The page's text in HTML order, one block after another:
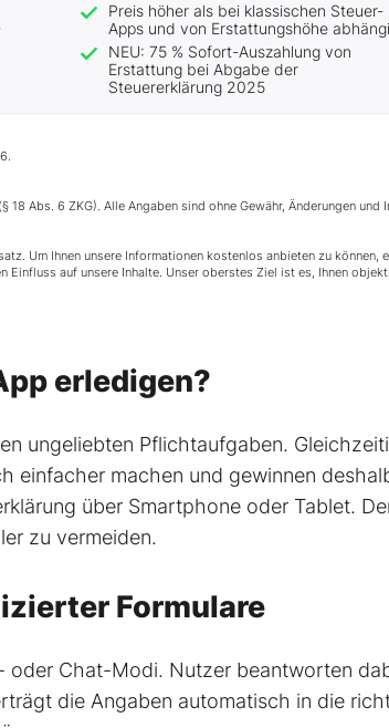
Preis höher als bei klassischen Steuer-
Apps und von Erstattungshöhe
NEU: 75 % Sofort-Auszahlung von
Erstattung bei Abgabe der
Steuererklärung 2025
Abs. 6 ZKG). Alle Angaben sind ohne Gewähr, Änderungen und
Um Ihnen unsere Informationen kostenlos anbieten zu
auf unsere Inhalte. Unser oberstes Ziel ist es, Ihnen
erledigen?
ungeliebten Pflichtaufgaben.
einfacher machen und gewinnen
über Smartphone oder Tablet.
zu vermeiden.
Formulare
Chat-Modi. Nutzer beantworten
die Angaben automatisch in die